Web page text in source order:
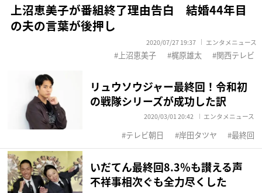
上沼恵美子が番組終了理由告白 結婚44年目
の夫の言葉が後押し
2020/07/27 19:37 エンタメニュース
上沼恵美子 梶原雄太 関西テレビ
リュウソウジャー最終回！令和初
の戦隊シリーズが成功した訳
2020/03/01 20:42 エンタメニュース
テレビ朝日 岸田タツヤ 最終回
いだてん最終回8.3％も讃える声
不祥事相次ぐも全力尽くした